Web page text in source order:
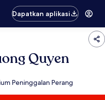
Dapatkan aplikasi
Quyen
Peninggalan Perang